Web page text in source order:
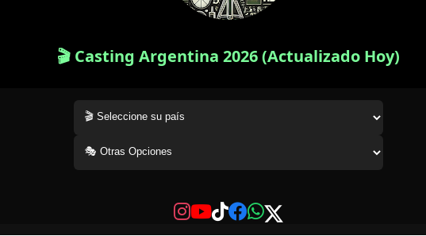
🎬 Casting Argentina 2026 (Actualizado Hoy)